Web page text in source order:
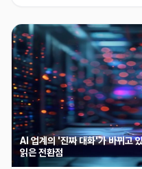
AI 업계의 '진짜 대화'가 바뀌
읽은 전환점